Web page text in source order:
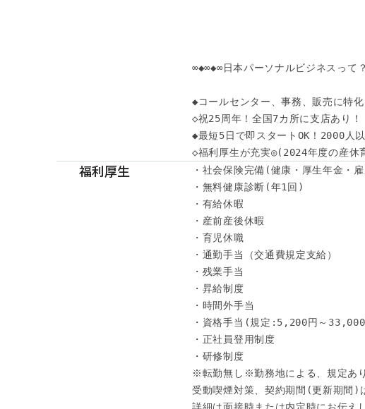
∞◆∞◆∞日本パーソナルビジネスって
◆コールセンター、事務、販売に特
◇祝25周年！全国7カ所に支店あり！
◆最短5日で即スタートOK！2000人
◇福利厚生が充実◎(2024年度の産休
福利厚生
・社会保険完備(健康・厚生年金・
・無料健康診断(年1回)
・有給休暇
・産前産後休暇
・育児休職
・通勤手当（交通費規定支給）
・残業手当
・昇給制度
・時間外手当
・資格手当(規定:5,200円～
・正社員登用制度
・研修制度
※転勤無し※勤務地による、規定あり
受動喫煙対策、契約期間(更新期間)